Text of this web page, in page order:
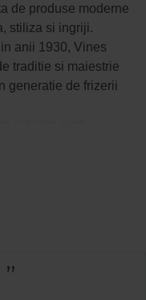
de produse moderne
stiliza si ingriji.
anii 1930, Vines
traditie si maiestrie
generatie de frizerii
pentru a simula
pentru toate